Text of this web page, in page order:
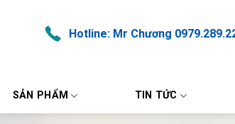
Hotline: Mr Chương
SẢN PHẨM TIN TỨC